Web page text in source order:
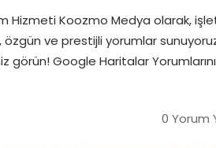
Hizmeti Koozmo Medya olarak,
ve prestijli yorumlar
görün! Google Haritalar
0 Yorum